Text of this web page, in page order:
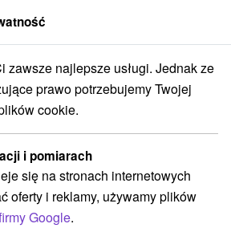
kraj Budmerice Dwór w Budmericach
Przejdź do
zawsze najlepsze usługi. Jednak ze
prawo potrzebujemy Twojej
cookie.
i pomiarach
się na stronach internetowych
oferty i reklamy, używamy plików
Google.